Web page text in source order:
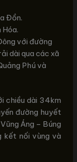
Đồn.
Hóa.
với đường
dài qua các xã
Phú và
chiều dài 34km
đường huyết
Áng – Búng
kết nối vùng và